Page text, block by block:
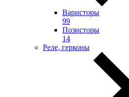
Варисторы
99
Позисторы
14
Реле, герконы